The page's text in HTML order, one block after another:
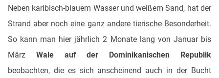
Neben karibisch-blauem Wasser und weißem Sand, hat der
Strand aber noch eine ganz andere tierische Besonderheit.
So kann man hier jährlich 2 Monate lang von Januar bis
März Wale auf der Dominikanischen Republik
beobachten, die es sich anscheinend auch in der Bucht